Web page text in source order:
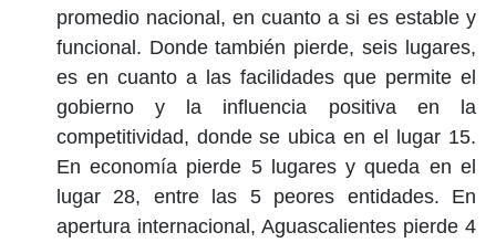
promedio nacional, en cuanto a si es estable y
funcional. Donde también pierde, seis lugares,
es en cuanto a las facilidades que permite el
gobierno y la influencia positiva en la
competitividad, donde se ubica en el lugar 15.
En economía pierde 5 lugares y queda en el
lugar 28, entre las 5 peores entidades. En
apertura internacional, Aguascalientes pierde 4